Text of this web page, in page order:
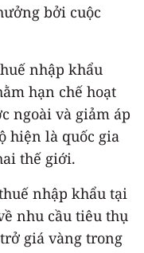
bởi cuộc
nhập khẩu
hạn chế hoạt
ngoài và giảm áp
hiện là quốc gia
thế giới.
nhập khẩu tại
nhu cầu tiêu thụ
giá vàng trong